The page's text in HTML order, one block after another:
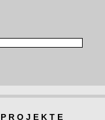
P R O J E K T E